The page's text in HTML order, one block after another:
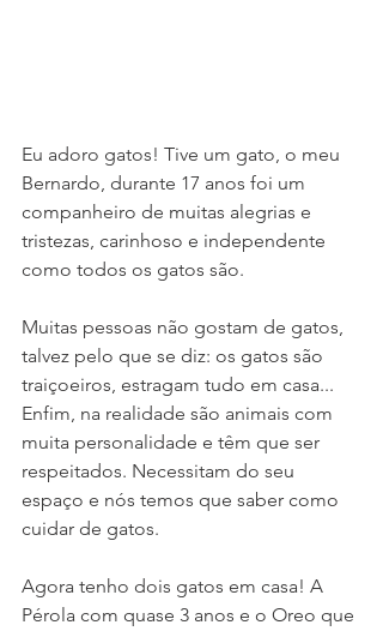
Eu adoro gatos! Tive um gato, o meu
Bernardo, durante 17 anos foi um
companheiro de muitas alegrias e
tristezas, carinhoso e independente
como todos os gatos são.
Muitas pessoas não gostam de gatos,
talvez pelo que se diz: os gatos são
traiçoeiros, estragam tudo em casa...
Enfim, na realidade são animais com
muita personalidade e têm que ser
respeitados. Necessitam do seu
espaço e nós temos que saber como
cuidar de gatos.
Agora tenho dois gatos em casa! A
Pérola com quase 3 anos e o Oreo que